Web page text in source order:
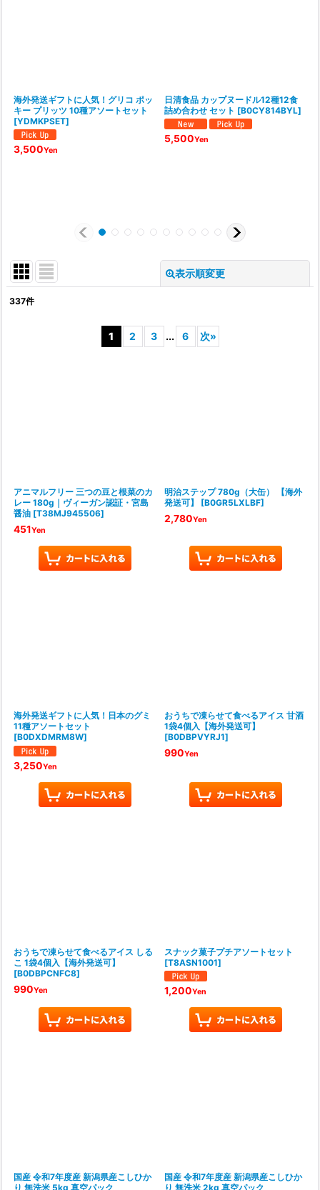
海外発送ギフトに人気！グリコ ポッ
キー プリッツ 10種アソートセット
[YDMKPSET]
3,500Yen
日清食品 カップヌードル12種12食
詰め合わせ セット [B0CY814BYL]
5,500Yen
表示順変更
337件
1 2 3 ... 6 次»
アニマルフリー 三つの豆と根菜のカ
レー 180g｜ヴィーガン認証・宮島
醤油 [T38MJ945506]
451Yen
明治ステップ 780g（大缶） 【海外
発送可】
[B0GR5LXLBF]
2,780Yen
海外発送ギフトに人気！日本のグミ
11種アソートセット
[B0DXDMRM8W]
3,250Yen
おうちで凍らせて食べるアイス 甘酒
1袋4個入【海外発送可】
[B0DBPVYRJ1]
990Yen
おうちで凍らせて食べるアイス しる
こ 1袋4個入【海外発送可】
[B0DBPCNFC8]
990Yen
スナック菓子プチアソートセット
[T8ASN1001]
1,200Yen
国産 令和7年度産 新潟県産こしひか
り 無洗米 5kg 真空パック
国産 令和7年度産 新潟県産こしひか
り 無洗米 2kg 真空パック